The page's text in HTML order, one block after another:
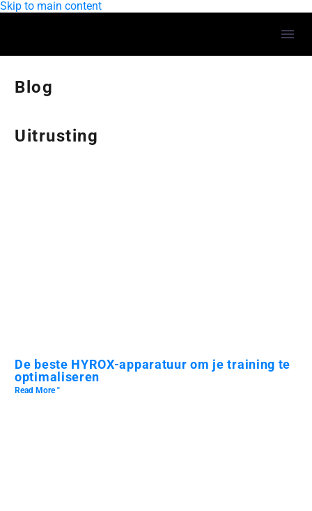
Skip to main content
Blog
Uitrusting
De beste HYROX-apparatuur om je training te
optimaliseren
Read More "